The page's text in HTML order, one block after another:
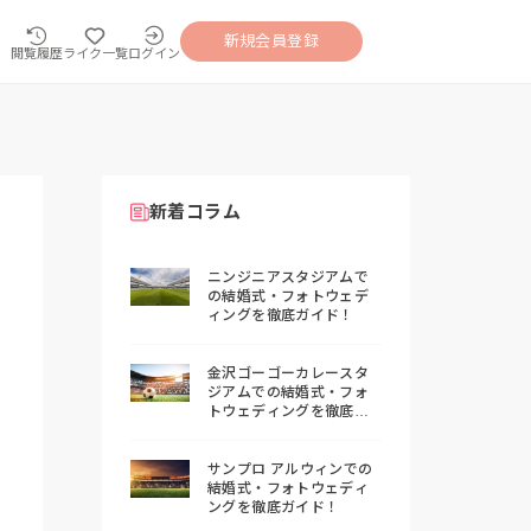
閲覧履歴ライク一覧ログイン
新規会員登録
新着コラム
ニンジニアスタジアムで
の結婚式・フォトウェデ
ィングを徹底ガイド！
金沢ゴーゴーカレースタ
ジアムでの結婚式・フォ
トウェディングを徹底ガ
サンプロ アルウィンでの
結婚式・フォトウェディ
ングを徹底ガイド！